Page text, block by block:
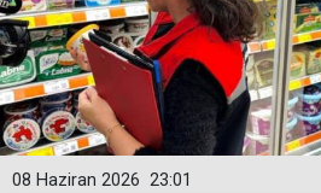
23:01
08 Haziran 2026